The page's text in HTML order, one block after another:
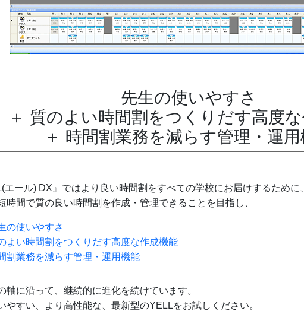
先生の使いやすさ
＋ 質のよい時間割をつくりだす高度
＋ 時間割業務を減らす管理・運
エール) DX』ではより良い時間割をすべての学校にお届けするため
時間で質の良い時間割を作成・管理できることを目指し、
の使いやすさ
よい時間割をつくりだす高度な作成機能
割業務を減らす管理・運用機能
軸に沿って、継続的に進化を続けています。
やすい、より高性能な、最新型のYELLをお試しください。